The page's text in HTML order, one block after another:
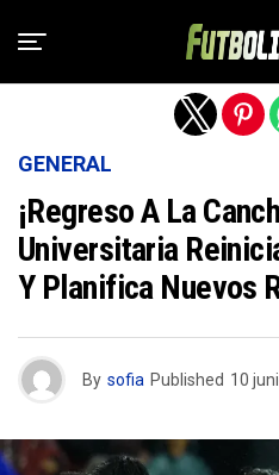
GENERAL
¡Regreso A La
Universitaria
Y Planifica Nuevos
By sofia Published 10
Salir de la